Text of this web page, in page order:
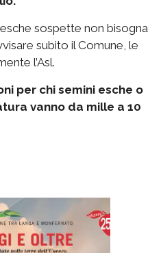
sospette non bisogna
subito il Comune, le
l’Asl.
per chi semini esche o
vanno da mille a 10